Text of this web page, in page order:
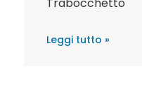
Trabocchetto
Leggi tutto »